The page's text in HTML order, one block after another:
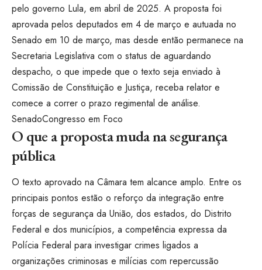
pelo governo Lula, em abril de 2025. A proposta foi
aprovada pelos deputados em 4 de março e autuada no
Senado em 10 de março, mas desde então permanece na
Secretaria Legislativa com o status de aguardando
despacho, o que impede que o texto seja enviado à
Comissão de Constituição e Justiça, receba relator e
comece a correr o prazo regimental de análise.
SenadoCongresso em Foco
O que a proposta muda na segurança
pública
O texto aprovado na Câmara tem alcance amplo. Entre os
principais pontos estão o reforço da integração entre
forças de segurança da União, dos estados, do Distrito
Federal e dos municípios, a competência expressa da
Polícia Federal para investigar crimes ligados a
organizações criminosas e milícias com repercussão